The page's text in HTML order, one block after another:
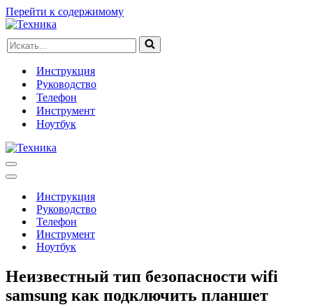
Перейти к содержимому
Искать...
Инструкция
Руководство
Телефон
Инструмент
Ноутбук
Меню
навигации
Меню
навигацииИнструкция
Руководство
Телефон
Инструмент
Ноутбук
Неизвестный тип безопасности wifi
samsung как подключить планшет